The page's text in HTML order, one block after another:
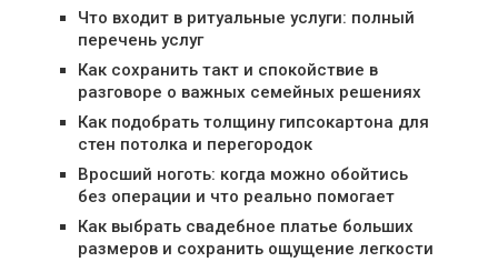
Что входит в ритуальные услуги: полный
перечень услуг
Как сохранить такт и спокойствие в
разговоре о важных семейных решениях
Как подобрать толщину гипсокартона для
стен потолка и перегородок
Вросший ноготь: когда можно обойтись
без операции и что реально помогает
Как выбрать свадебное платье больших
размеров и сохранить ощущение легкости